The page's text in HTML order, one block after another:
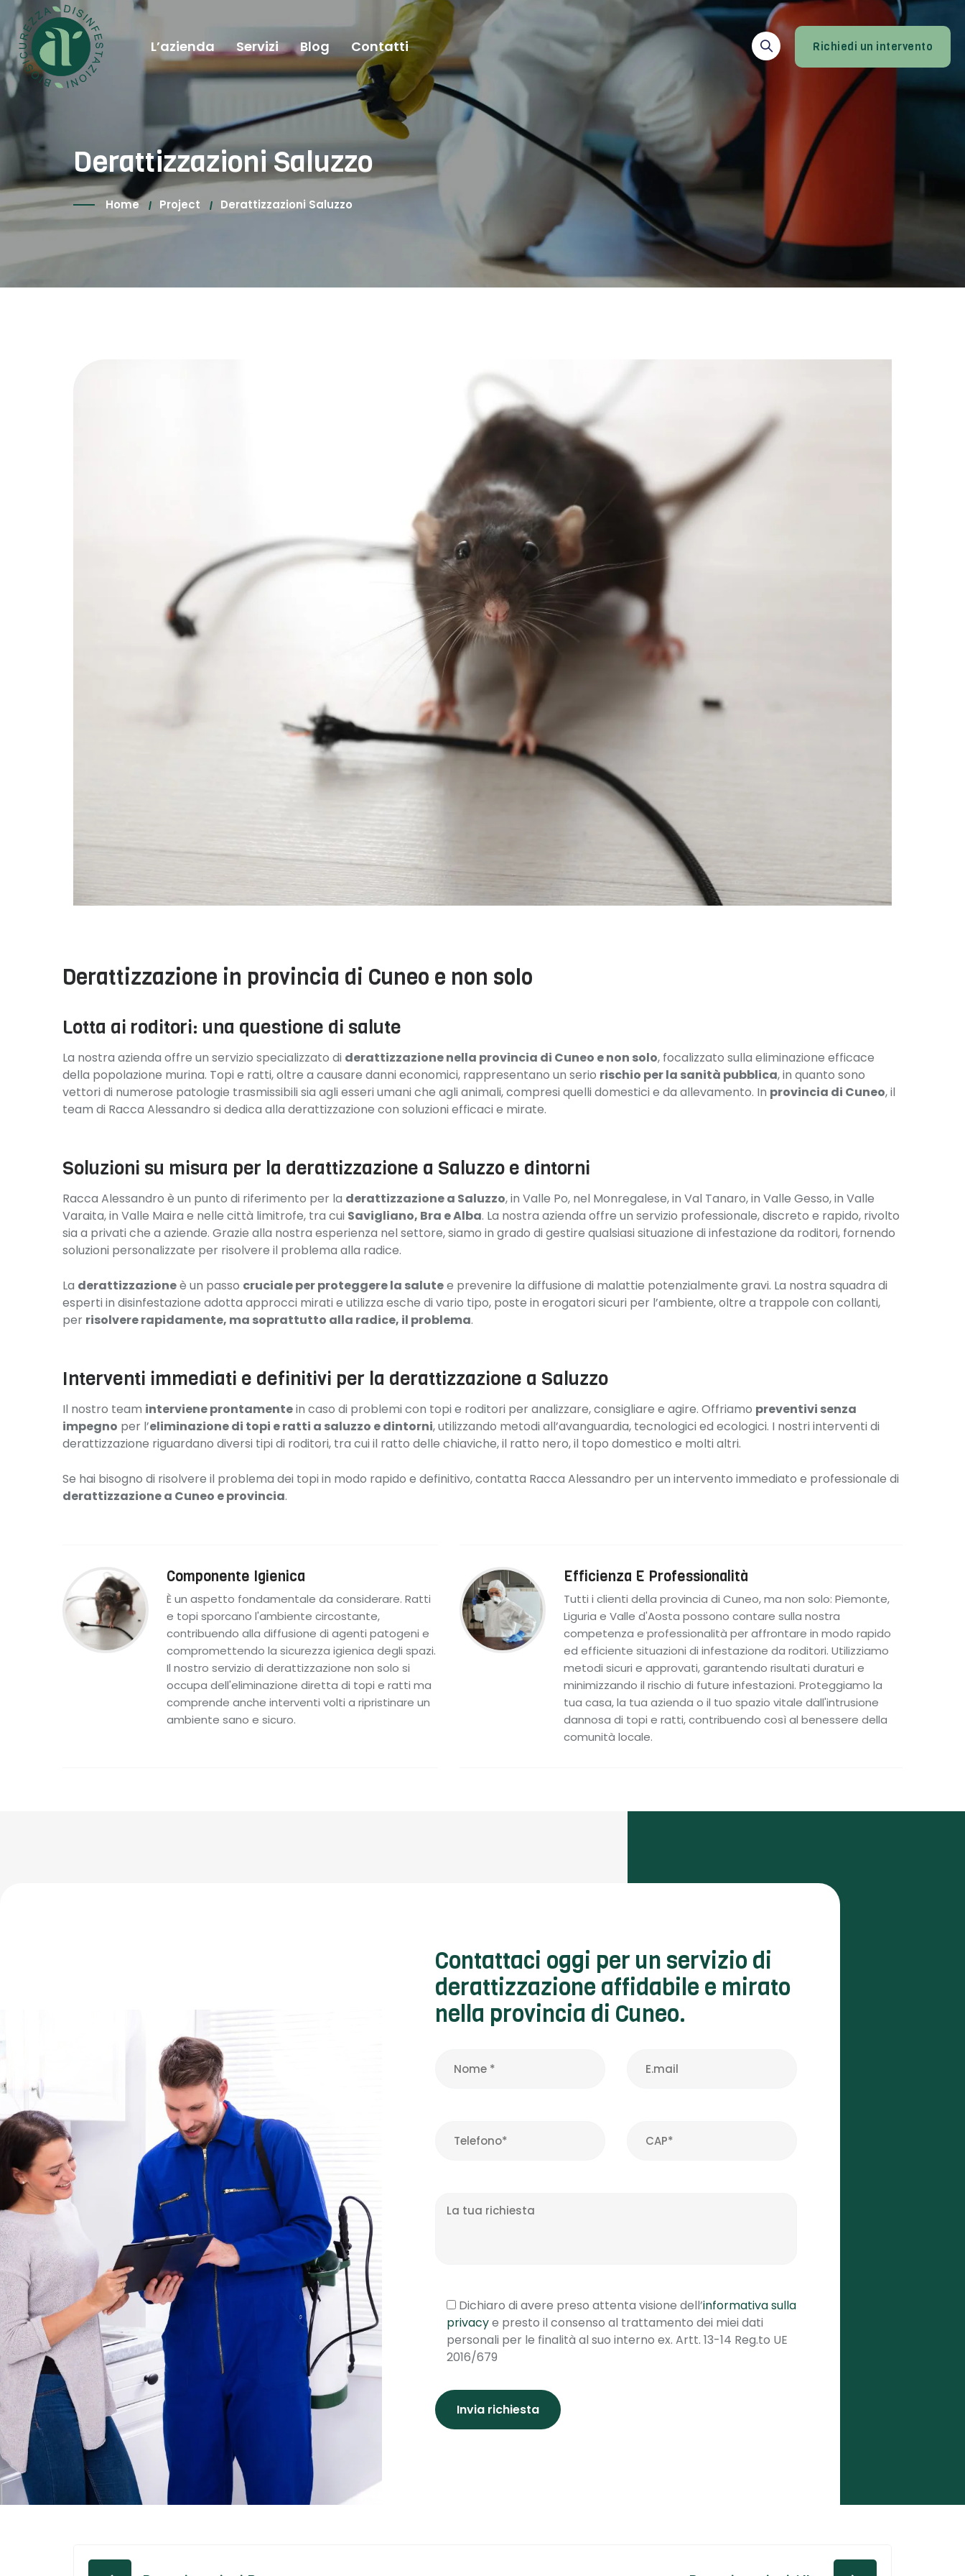
L’azienda Servizi Blog Contatti Richiedi un intervento
Derattizzazioni Saluzzo
Home Project Derattizzazioni Saluzzo
Derattizzazione in provincia di Cuneo e non solo
Lotta ai roditori: una questione di salute
La nostra azienda offre un servizio specializzato di derattizzazione nella provincia di Cuneo e non solo, focalizzato sulla eliminazione efficace
della popolazione murina. Topi e ratti, oltre a causare danni economici, rappresentano un serio rischio per la sanità pubblica, in quanto sono
vettori di numerose patologie trasmissibili sia agli esseri umani che agli animali, compresi quelli domestici e da allevamento. In provincia di Cuneo, il
team di Racca Alessandro si dedica alla derattizzazione con soluzioni efficaci e mirate.
Soluzioni su misura per la derattizzazione a Saluzzo e dintorni
Racca Alessandro è un punto di riferimento per la derattizzazione a Saluzzo, in Valle Po, nel Monregalese, in Val Tanaro, in Valle Gesso, in Valle
Varaita, in Valle Maira e nelle città limitrofe, tra cui Savigliano, Bra e Alba. La nostra azienda offre un servizio professionale, discreto e rapido, rivolto
sia a privati che a aziende. Grazie alla nostra esperienza nel settore, siamo in grado di gestire qualsiasi situazione di infestazione da roditori, fornendo
soluzioni personalizzate per risolvere il problema alla radice.
La derattizzazioneè un passo cruciale per proteggere la salutee prevenire la diffusione di malattie potenzialmente gravi. La nostra squadra di
esperti in disinfestazione adotta approcci mirati e utilizza esche di vario tipo, poste in erogatori sicuri per l’ambiente, oltre a trappole con collanti,
per risolvere rapidamente, ma soprattutto alla radice, il problema.
Interventi immediati e definitivi per la derattizzazione a Saluzzo
Il nostro team interviene prontamentein caso di problemi con topi e roditori per analizzare, consigliare e agire. Offriamo preventivi senza
impegno per l’eliminazione di topi e ratti a saluzzo e dintorni, utilizzando metodi all’avanguardia, tecnologici ed ecologici. I nostri interventi di
derattizzazione riguardano diversi tipi di roditori, tra cui il ratto delle chiaviche, il ratto nero, il topo domestico e molti altri.
Se hai bisogno di risolvere il problema dei topi in modo rapido e definitivo, contatta Racca Alessandro per un intervento immediato e professionale di
derattizzazione a Cuneo e provincia.
Componente Igienica
È un aspetto fondamentale da considerare. Ratti
e topi sporcano l'ambiente circostante,
contribuendo alla diffusione di agenti patogeni e
compromettendo la sicurezza igienica degli spazi.
Il nostro servizio di derattizzazione non solo si
occupa dell'eliminazione diretta di topi e ratti ma
comprende anche interventi volti a ripristinare un
ambiente sano e sicuro.
Efficienza E Professionalità
Tutti i clienti della provincia di Cuneo, ma non solo: Piemonte,
Liguria e Valle d'Aosta possono contare sulla nostra
competenza e professionalità per affrontare in modo rapido
ed efficiente situazioni di infestazione da roditori. Utilizziamo
metodi sicuri e approvati, garantendo risultati duraturi e
minimizzando il rischio di future infestazioni. Proteggiamo la
tua casa, la tua azienda o il tuo spazio vitale dall'intrusione
dannosa di topi e ratti, contribuendo così al benessere della
comunità locale.
Contattaci oggi per un servizio di
derattizzazione affidabile e mirato
nella provincia di Cuneo.
Dichiaro di avere preso attenta visione dell’informativa sulla
privacye presto il consenso al trattamento dei miei dati
personali per le finalità al suo interno ex. Artt. 13-14 Reg.to UE
2016/679